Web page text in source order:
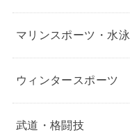
マリンスポーツ・水泳
ウィンタースポーツ
武道・格闘技